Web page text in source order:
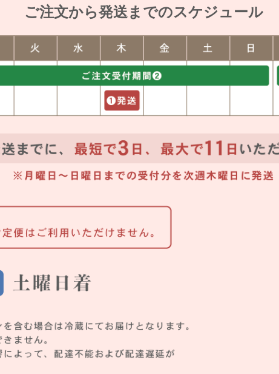
ご注文から発送までのスケジュール